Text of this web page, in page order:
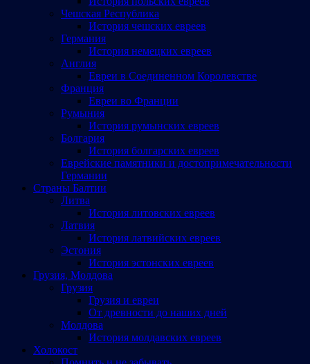
Чешская Республика
История чешских евреев
Германия
История немецких евреев
Англия
Евреи в Соединенном Королевстве
Франция
Евреи во Франции
Румыния
История румынских евреев
Болгария
История болгарских евреев
Еврейские памятники и достопримечательности
Германии
Страны Балтии
Литва
История литовских евреев
Латвия
История латвийских евреев
Эстония
История эстонских евреев
Грузия, Молдова
Грузия
Грузия и евреи
От древности до наших дней
Молдова
История молдавских евреев
Холокост